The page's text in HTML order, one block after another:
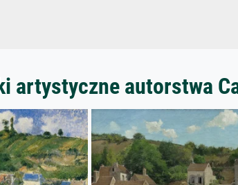
artystyczne autorstwa